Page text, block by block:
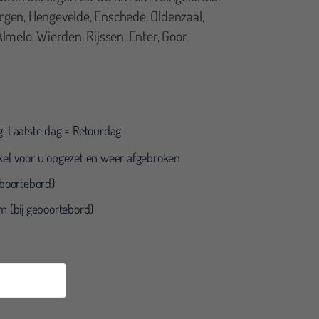
Hengevelde, Enschede, Oldenzaal,
Wierden, Rijssen, Enter, Goor,
Laatste dag = Retourdag
voor u opgezet en weer afgebroken
(bij geboortebord)
Floor van Grouw
zaak waarbij je niet alleen online de poppen kunt